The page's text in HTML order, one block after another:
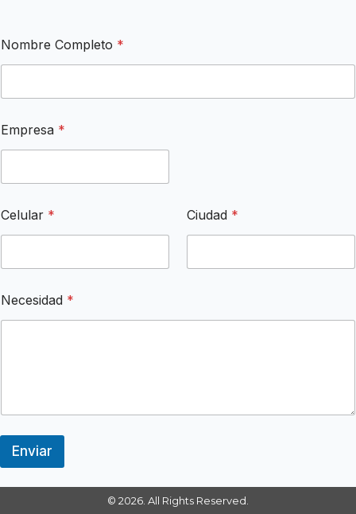
E
m
i
C
e
l
l
r
Nombre Completo *
Empresa *
Celular * Ciudad *
Necesidad *
Enviar
© 2026. All Rights Reserved.